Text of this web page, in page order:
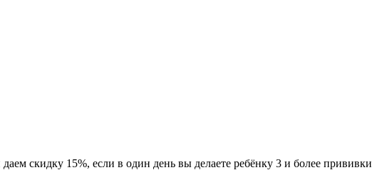
скидку 15%, если в один день вы делаете ребёнку 3 и более прививки